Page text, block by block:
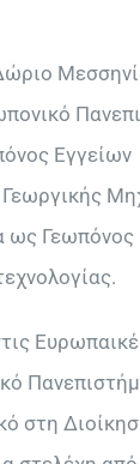
Εγγείων
ως Γεωπόνος
στη